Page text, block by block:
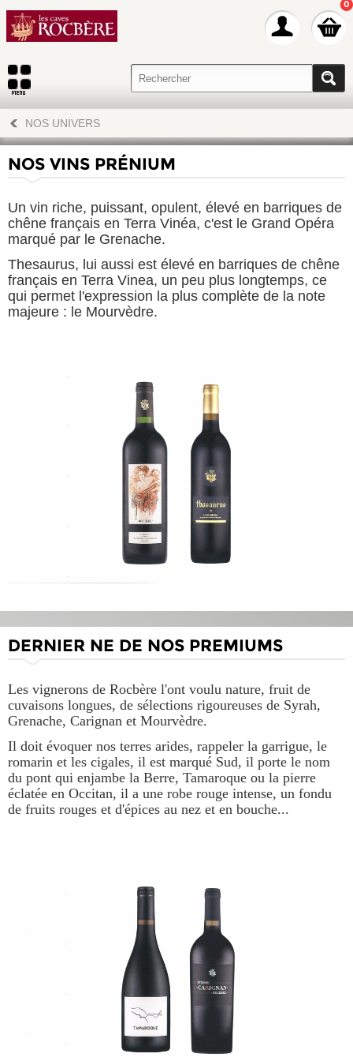
0
NOS UNIVERS
NOS VINS PRÉNIUM
Un vin riche, puissant, opulent, élevé en barriques de
chêne français en Terra Vinéa, c'est le Grand Opéra
marqué par le Grenache.
Thesaurus, lui aussi est élevé en barriques de chêne
français en Terra Vinea, un peu plus longtemps, ce
qui permet l'expression la plus complète de la note
majeure : le Mourvèdre.
DERNIER NE DE NOS PREMIUMS
Les vignerons de Rocbère l'ont voulu nature, fruit de
cuvaisons longues, de sélections rigoureuses de Syrah,
Grenache, Carignan et Mourvèdre.
Il doit évoquer nos terres arides, rappeler la garrigue, le
romarin et les cigales, il est marqué Sud, il porte le nom
du pont qui enjambe la Berre, Tamaroque ou la pierre
éclatée en Occitan, il a une robe rouge intense, un fondu
de fruits rouges et d'épices au nez et en bouche...